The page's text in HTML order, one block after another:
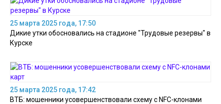
25 марта 2025 года, 17:50
Дикие утки обосновались на стадионе "Трудовые резервы" в
Курске
25 марта 2025 года, 17:42
ВТБ: мошенники усовершенствовали схему с NFC-клонами